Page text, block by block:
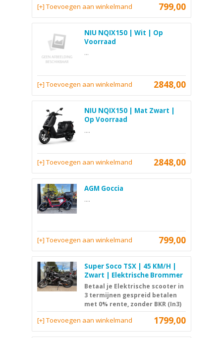
799,00
[+] Toevoegen aan winkelmand
NIU NQIX150 | Wit | Op
Voorraad
...
2848,00
[+] Toevoegen aan winkelmand
NIU NQIX150 | Mat Zwart |
Op Voorraad
....
2848,00
[+] Toevoegen aan winkelmand
AGM Goccia
....
799,00
[+] Toevoegen aan winkelmand
Super Soco TSX | 45 KM/H |
Zwart | Elektrische Brommer
Betaal je Elektrische scooter in
3 termijnen gespreid betalen
met 0% rente, zonder BKR (In3)
1799,00
[+] Toevoegen aan winkelmand